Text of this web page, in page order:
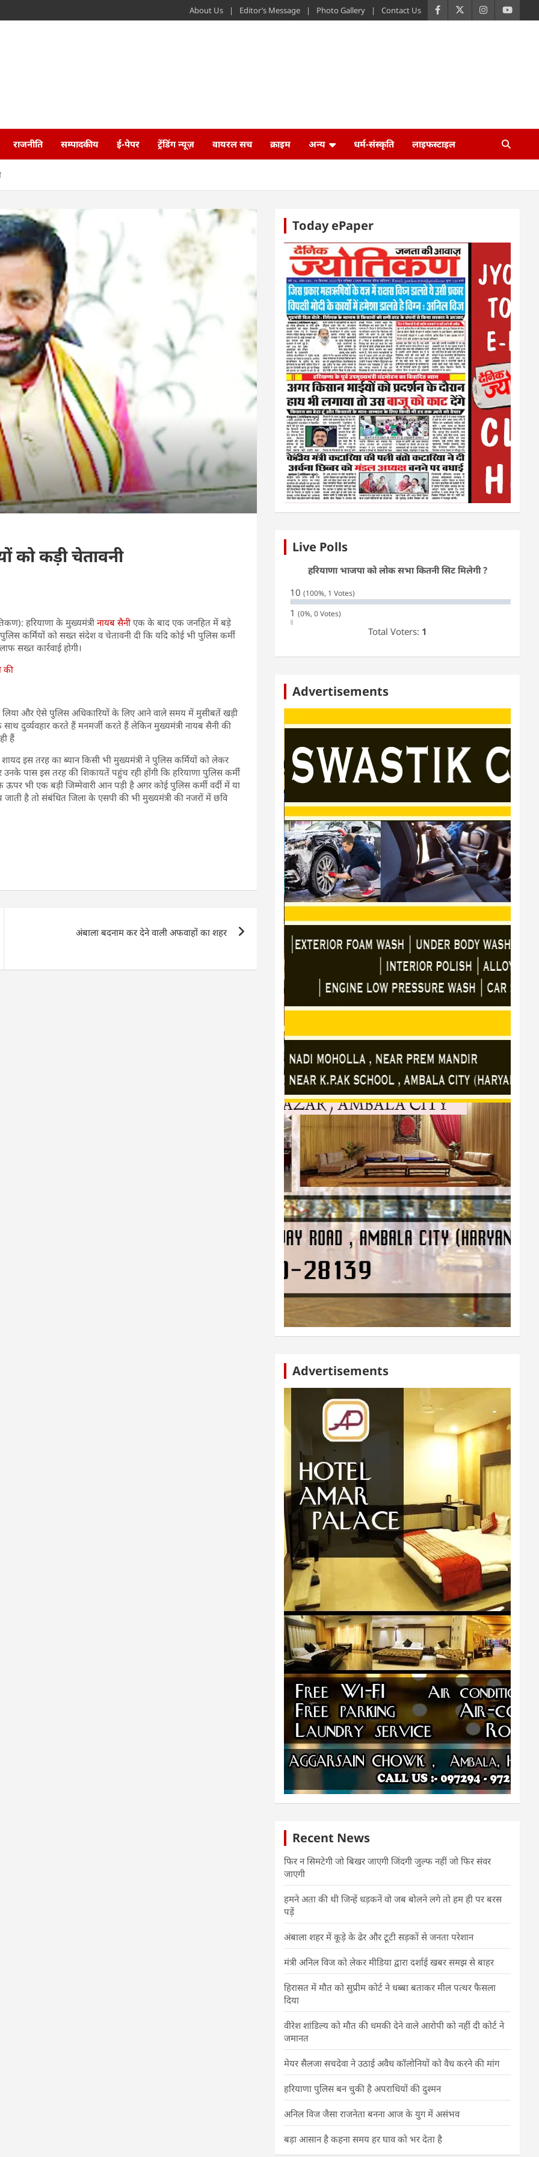
About Us Editor’s Message Photo Gallery Contact Us
राजनीति सम्पादकीय ई-पेपर ट्रेंडिंग न्यूज़ वायरल सच क्राइम अन्य धर्म-संस्कृति लाइफस्टाइल
को कड़ी चेतावनी
हरियाणा के मुख्यमंत्री नायब सैनी एक के बाद एक जनहित में बड़े
कर्मियों को सख्त संदेश व चेतावनी दी कि यदि कोई भी पुलिस कर्मी
सख्त कार्रवाई होगी।
की
लिया और ऐसे पुलिस अधिकारियों के लिए आने वाले समय में मुसीबतें खड़ी
दुर्व्यवहार करते हैं मनमर्जी करते हैं लेकिन मुख्यमंत्री नायब सैनी की
हैं
इस तरह का ब्यान किसी भी मुख्यमंत्री ने पुलिस कर्मियों को लेकर
पास इस तरह की शिकायतें पहुंच रही होंगी कि हरियाणा पुलिस कर्मी
भी एक बड़ी जिम्मेवारी आन पड़ी है अगर कोई पुलिस कर्मी वर्दी में या
है तो संबंधित जिला के एसपी की भी मुख्यमंत्री की नजरों में छवि
अंबाला बदनाम कर देने वाली अफवाहों का शहर
Today ePaper
Live Polls
हरियाणा भाजपा को लोक सभा कितनी सिट मिलेगी ?
10(100%, 1 Votes)
1(0%, 0 Votes)
Total Voters: 1
Advertisements
Advertisements
Recent News
फिर न सिमटेगी जो बिखर जाएगी जिंदगी जुल्फ नहीं जो फिर संवर
जाएगी
हमने अता की थी जिन्हें धड़कनें वो जब बोलने लगे तो हम ही पर बरस
पड़ें
अंबाला शहर में कूड़े के ढेर और टूटी सड़कों से जनता परेशान
मंत्री अनिल विज को लेकर मीडिया द्वारा दर्शाई खबर समझ से बाहर
हिरासत में मौत को सुप्रीम कोर्ट ने धब्बा बताकर मील पत्थर फैसला
दिया
वीरेश शांडिल्य को मौत की धमकी देने वाले आरोपी को नहीं दी कोर्ट ने
जमानत
मेयर सैलजा सचदेवा ने उठाई अवैध कॉलोनियों को वैध करने की मांग
हरियाणा पुलिस बन चुकी है अपराधियों की दुश्मन
अनिल विज जैसा राजनेता बनना आज के युग में असंभव
बड़ा आसान है कहना समय हर घाव को भर देता है